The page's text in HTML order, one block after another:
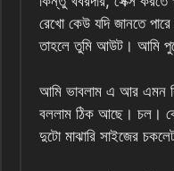
রেখো কেউ যদি জানতে
তাহলে তুমি আউট। আমি
আমি ভাবলাম এ আর এমন
বললাম ঠিক আছে। চল।
দুটো মাঝারি সাইজের